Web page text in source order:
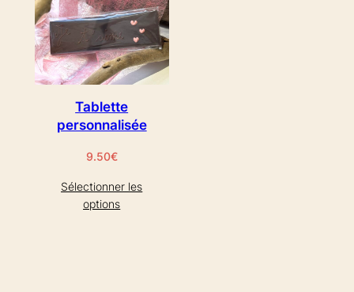
Tablette
personnalisée
9.50€
Sélectionner les
options